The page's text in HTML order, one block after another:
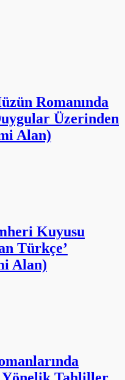
Romanında
Üzerinden
Alan)
Kuyusu
Türkçe’
Alan)